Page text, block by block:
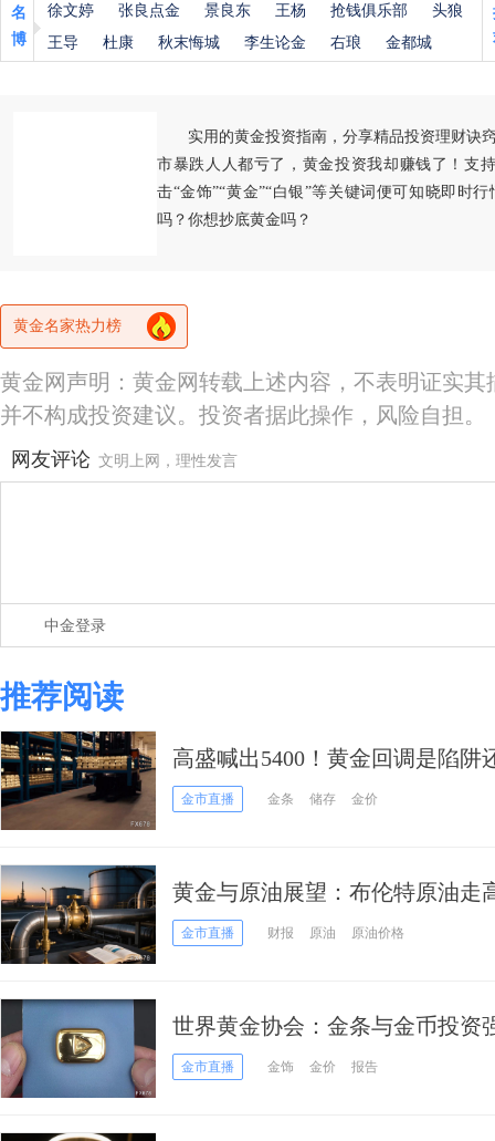
名
博
徐文婷 张良点金 景良东 王杨 抢钱俱乐部
头狼
王导
杜康 秋末悔城 李生论金 右琅 金都城
实用的黄金投资指南，分享精品投资理财诀
市暴跌人人都亏了，黄金投资我却赚钱了！支
击“金饰”“黄金”“白银”等关键词便可知晓即时
吗？你想抄底黄金吗？
黄金名家热力榜
黄金网声明：黄金网转载上述内容，不表明证实
并不构成投资建议。投资者据此操作，风险自担。
网友评论 文明上网，理性发言
中金登录
推荐阅读
高盛喊出5400！黄金回调是陷阱
金市直播 金条 储存 金价
黄金与原油展望：布伦特原油走
金市直播 财报 原油 原油价格
世界黄金协会：金条与金币投资
金需求增长2%，央行购金保持稳
金市直播 金饰 金价 报告